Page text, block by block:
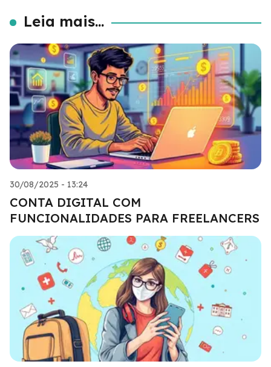
Leia mais...
30/08/2025 - 13:24
CONTA DIGITAL COM
FUNCIONALIDADES PARA FREELANCERS